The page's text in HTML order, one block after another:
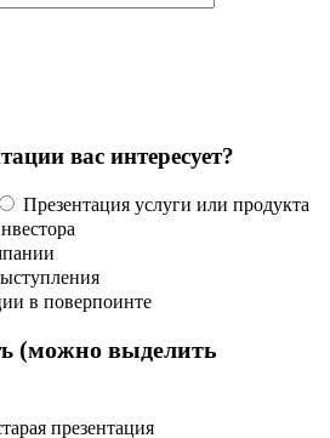
вас интересует?
Презентация услуги или продукта
в поверпоинте
(можно выделить
презентация